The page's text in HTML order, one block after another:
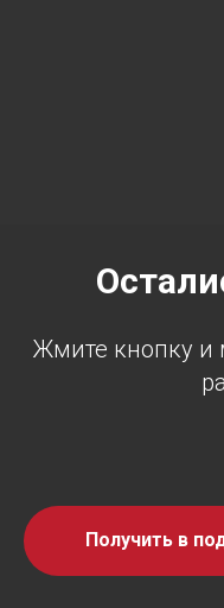
Жмите кнопку и
Получить в